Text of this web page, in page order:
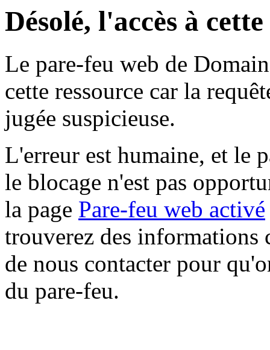
Désolé, l'accès à
Le pare-feu web de
cette ressource car la
jugée suspicieuse.
L'erreur est humaine, et le
le blocage n'est pas
la page Pare-feu web activé
trouverez des informations
de nous contacter pour
du pare-feu.